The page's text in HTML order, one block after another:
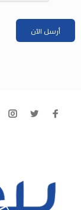
أرسل الآن